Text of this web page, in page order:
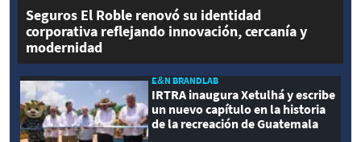
Seguros El Roble renovó su identidad
corporativa reflejando innovación, cercanía y
modernidad
E&N BRANDLAB
IRTRA inaugura Xetulhá y escribe
un nuevo capítulo en la historia
de la recreación de Guatemala